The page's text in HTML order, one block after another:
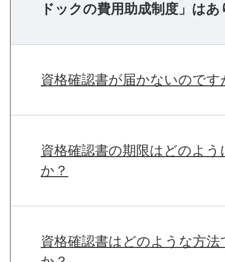
ドックの費用助成制度」は
資格確認書が届かないのです
資格確認書の期限はどのよ
か？
資格確認書はどのような方